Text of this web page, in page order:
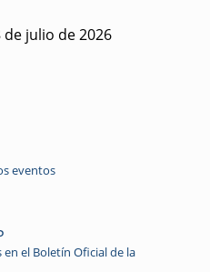
de julio de 2026
eventos
el Boletín Oficial de la